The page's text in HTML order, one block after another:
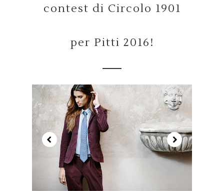
contest di Circolo 1901
per Pitti 2016!